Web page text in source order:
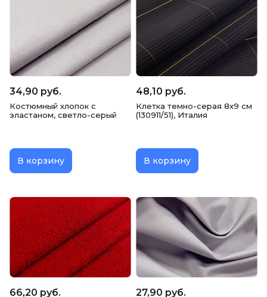
Шерсть костюмная
34,90 руб.
Костюмный хлопок с
эластаном, светло-серый
В корзину
48,10 руб.
Клетка темно-серая 8х9 см
(130911/51), Италия
В корзину
66,20 руб. 27,90 руб.